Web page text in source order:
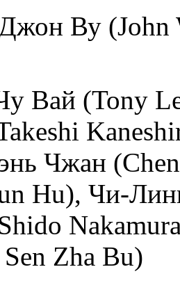
Ву (John
Вай (Tony
Чжан
Hu), Чи-
Zha Bu)